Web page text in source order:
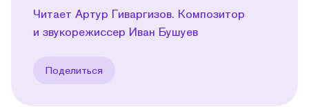
Читает Артур Гиваргизов. Композитор
и звукорежиссер Иван Бушуев
Поделиться